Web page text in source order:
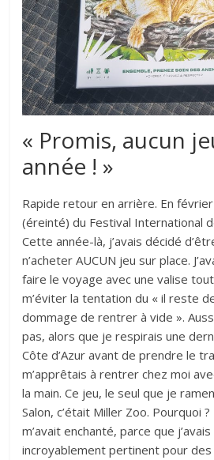
« Promis, aucun
année ! »
Rapide retour en arrière. En
(éreinté) du Festival International
Cette année-là, j’avais décidé
n’acheter AUCUN jeu sur place.
faire le voyage avec une valise
m’éviter la tentation du « il reste
dommage de rentrer à vide ».
pas, alors que je respirais une
Côte d’Azur avant de prendre le
m’apprêtais à rentrer chez moi
la main. Ce jeu, le seul que je
Salon, c’était Miller Zoo. Pourquoi
m’avait enchanté, parce que
incroyablement pertinent pour